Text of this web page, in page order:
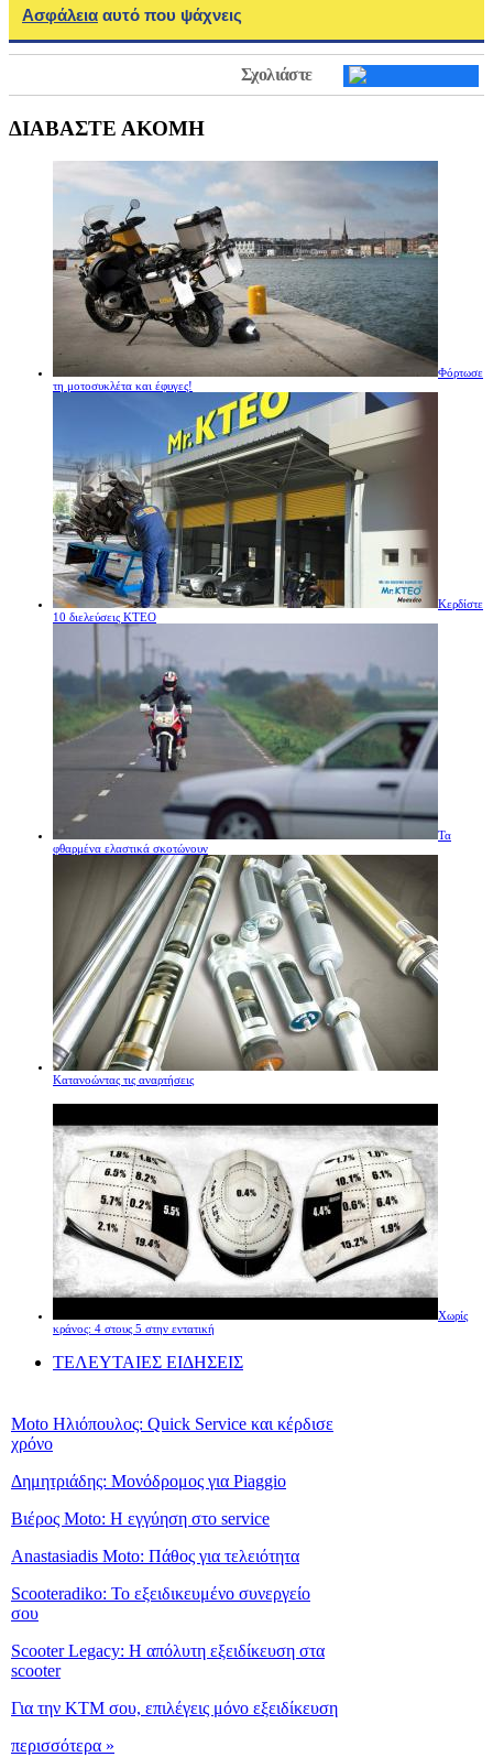
Ασφάλεια αυτό που ψάχνεις
Σχολιάστε
ΔΙΑΒΑΣΤΕ ΑΚΟΜΗ
Φόρτωσε
τη μοτοσυκλέτα και έφυγες!
Κερδίστε
10 διελεύσεις ΚΤΕΟ
Τα
φθαρμένα ελαστικά σκοτώνουν
Κατανοώντας τις αναρτήσεις
Χωρίς
κράνος: 4 στους 5 στην εντατική
ΤΕΛΕΥΤΑΙΕΣ ΕΙΔΗΣΕΙΣ
Moto Ηλιόπουλος: Quick Service και κέρδισε
χρόνο
Δημητριάδης: Μονόδρομος για Piaggio
Βιέρος Moto: Η εγγύηση στο service
Anastasiadis Moto: Πάθος για τελειότητα
Scooteradiko: Το εξειδικευμένο συνεργείο
σου
Scooter Legacy: Η απόλυτη εξειδίκευση στα
scooter
Για την KTM σου, επιλέγεις μόνο εξειδίκευση
περισσότερα »